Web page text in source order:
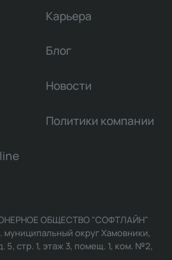
Карьера
Блог
Новости
Политики компании
ОБЩЕСТВО "СОФТЛАЙН"
муниципальный округ Хамовники,
5, стр. 1, этаж 3, помещ. 1, ком. №2,